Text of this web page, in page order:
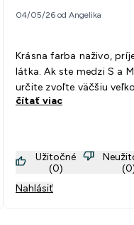
04/05/26 od Angelika
Krásna farba naživo,
látka. Ak ste medzi S a M
určite zvoľte väčšiu
čítať viac
Užitočné
(0)
Nahlásiť